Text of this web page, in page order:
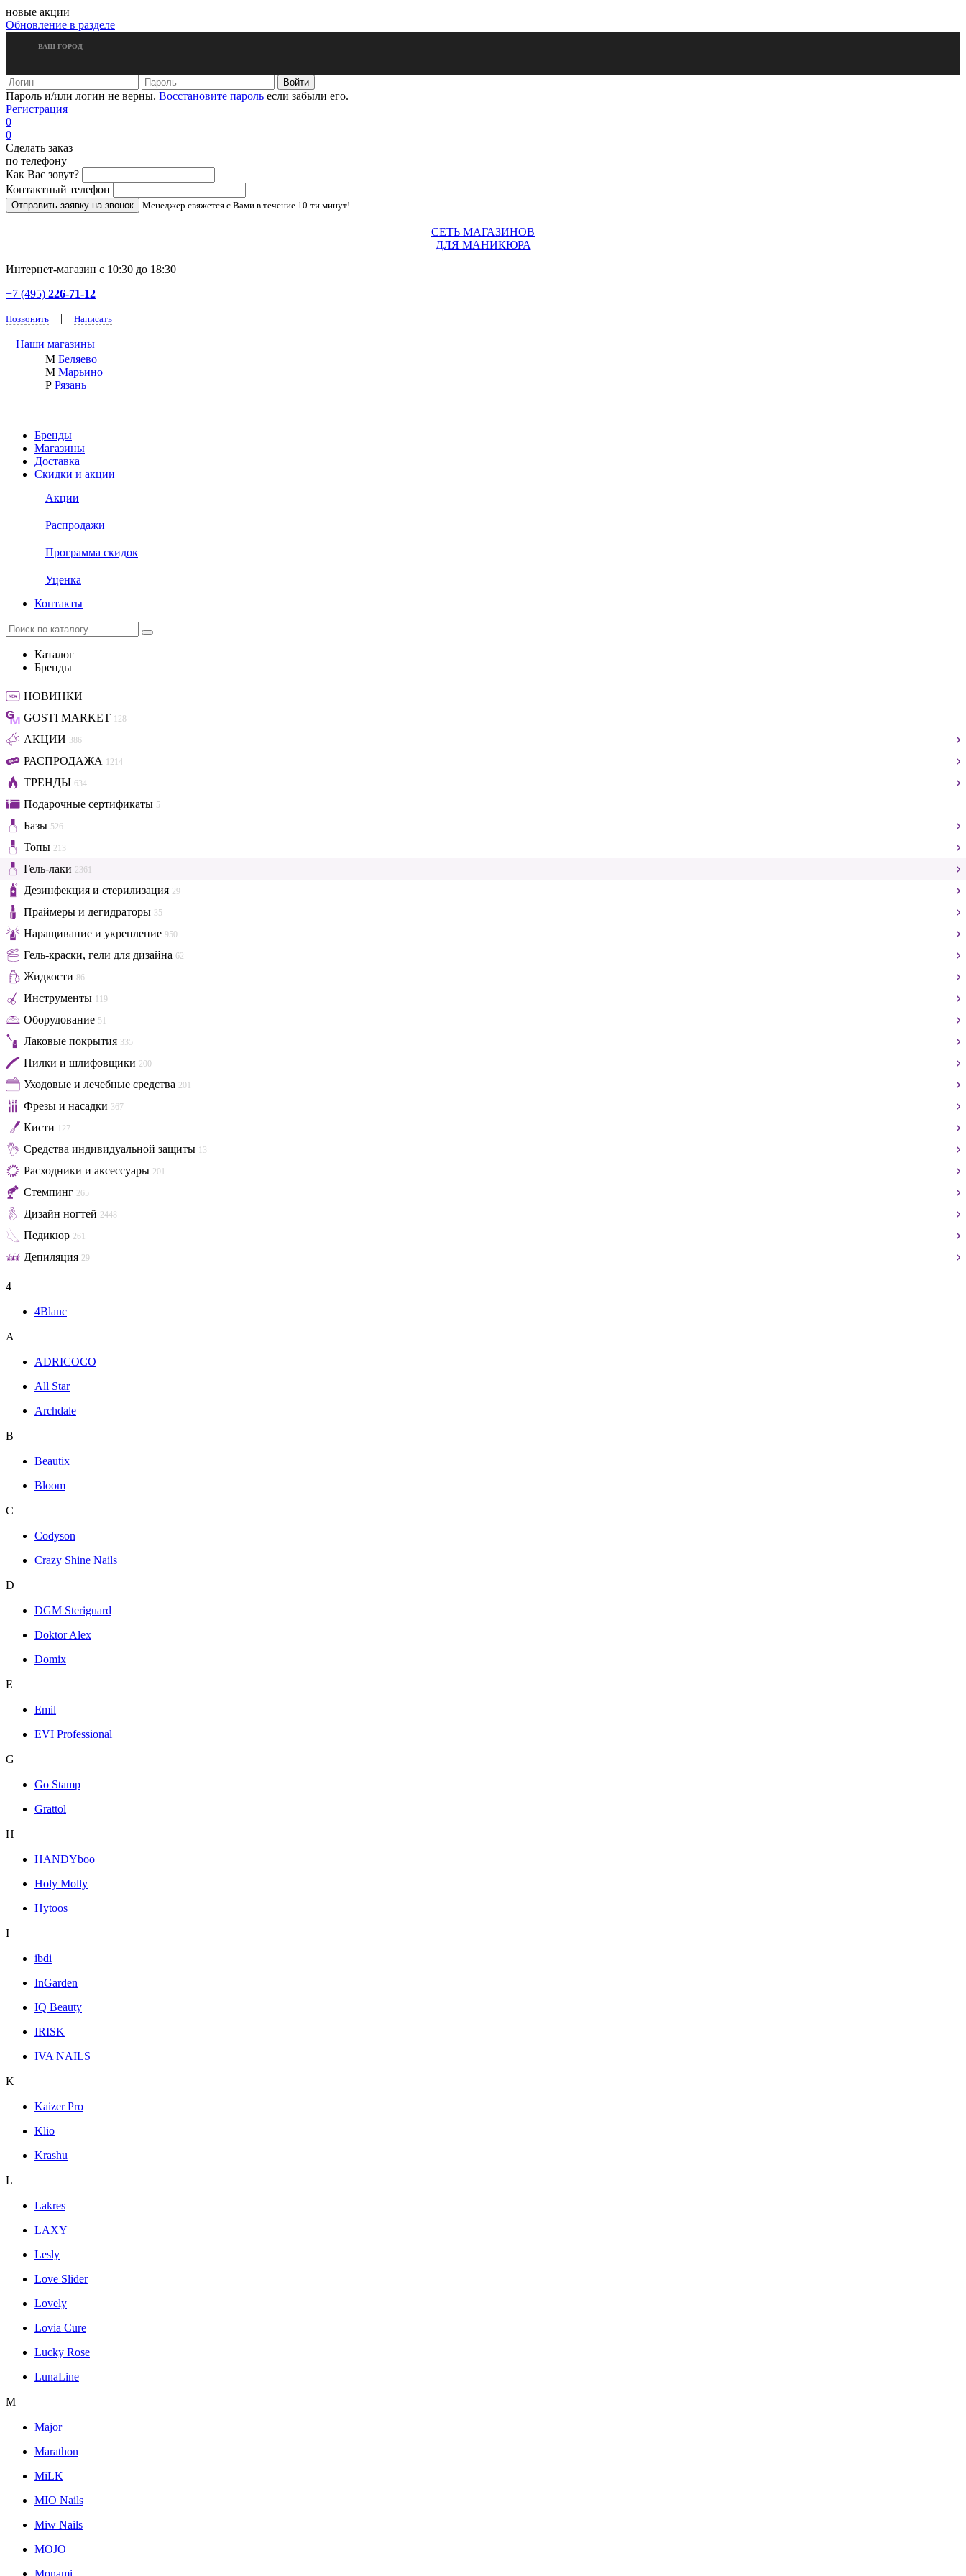
новые акции
Обновление в разделе
ВАШ ГОРОД
Пароль и/или логин не верны. Восстановите пароль если забыли его.
Регистрация
0
0
Сделать заказ
по телефону
Как Вас зовут?
Контактный телефон
Менеджер свяжется с Вами в течение 10-ти минут!
СЕТЬ МАГАЗИНОВ
ДЛЯ МАНИКЮРА
Интернет-магазин с 10:30 до 18:30
+7 (495) 226-71-12
Позвонить | Написать
Наши магазины
М Беляево
М Марьино
Р Рязань
Бренды
Магазины
Доставка
Скидки и акции
Акции
Распродажи
Программа скидок
Уценка
Контакты
Каталог
Бренды
НОВИНКИ
GOSTI MARKET 128
АКЦИИ 386
РАСПРОДАЖА 1214
ТРЕНДЫ 634
Подарочные сертификаты 5
Базы 526
Топы 213
Гель-лаки 2361
Дезинфекция и стерилизация 29
Праймеры и дегидраторы 35
Наращивание и укрепление 950
Гель-краски, гели для дизайна 62
Жидкости 86
Инструменты 119
Оборудование 51
Лаковые покрытия 335
Пилки и шлифовщики 200
Уходовые и лечебные средства 201
Фрезы и насадки 367
Кисти 127
Средства индивидуальной защиты 13
Расходники и аксессуары 201
Стемпинг 265
Дизайн ногтей 2448
Педикюр 261
Депиляция 29
4
4Blanc
A
ADRICOCO
All Star
Archdale
B
Beautix
Bloom
C
Codyson
Crazy Shine Nails
D
DGM Steriguard
Doktor Alex
Domix
E
Emil
EVI Professional
G
Go Stamp
Grattol
H
HANDYboo
Holy Molly
Hytoos
I
ibdi
InGarden
IQ Beauty
IRISK
IVA NAILS
K
Kaizer Pro
Klio
Krashu
L
Lakres
LAXY
Lesly
Love Slider
Lovely
Lovia Cure
Lucky Rose
LunaLine
M
Major
Marathon
MiLK
MIO Nails
Miw Nails
MOJO
Monami